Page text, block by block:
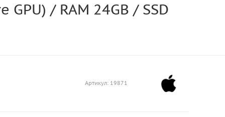
/ RAM 24GB / SSD
Артикул: 19871